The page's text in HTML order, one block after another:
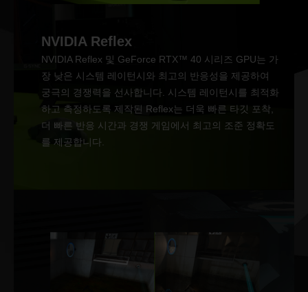
NVIDIA Reflex
NVIDIA Reflex 및 GeForce RTX™ 40 시리즈 GPU는 가
장 낮은 시스템 레이턴시와 최고의 반응성을 제공하여
궁극의 경쟁력을 선사합니다. 시스템 레이턴시를 최적화
하고 측정하도록 제작된 Reflex는 더욱 빠른 타깃 포착,
더 빠른 반응 시간과 경쟁 게임에서 최고의 조준 정확도
를 제공합니다.